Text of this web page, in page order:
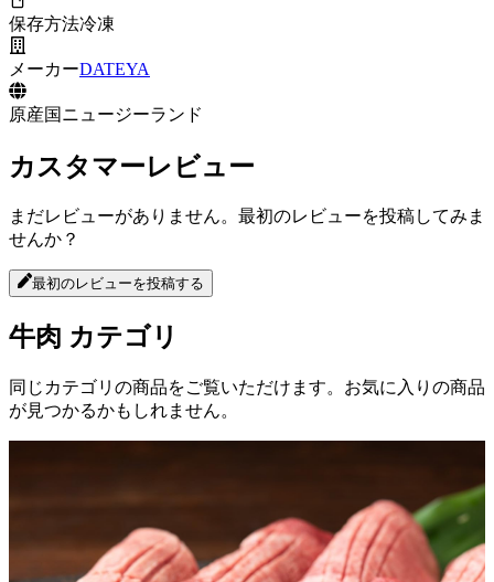
保存方法冷凍
メーカーDATEYA
原産国ニュージーランド
カスタマーレビュー
まだレビューがありません。最初のレビューを投稿してみま
せんか？
最初のレビューを投稿する
牛肉 カテゴリ
同じカテゴリの商品をご覧いただけます。お気に入りの商品
が見つかるかもしれません。